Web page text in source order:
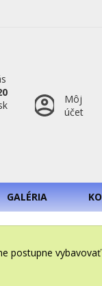
Môj
účet
GALÉRIA
postupne